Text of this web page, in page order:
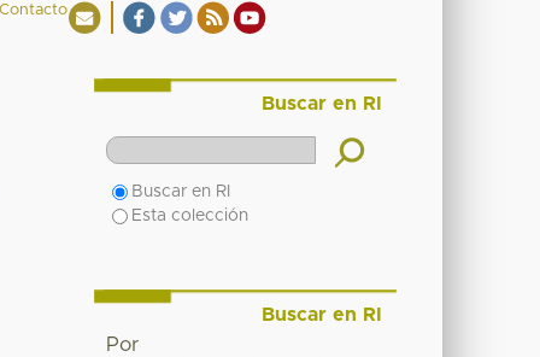
Contacto
Buscar en RI
Buscar en RI
Esta colección
Buscar en RI
Por